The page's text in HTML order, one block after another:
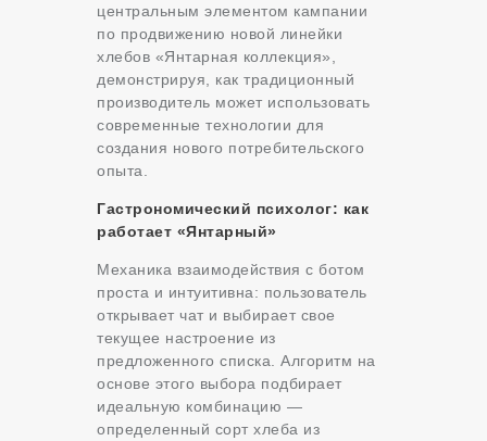
центральным элементом кампании
по продвижению новой линейки
хлебов «Янтарная коллекция»,
демонстрируя, как традиционный
производитель может использовать
современные технологии для
создания нового потребительского
опыта.
Гастрономический психолог: как
работает «Янтарный»
Механика взаимодействия с ботом
проста и интуитивна: пользователь
открывает чат и выбирает свое
текущее настроение из
предложенного списка. Алгоритм на
основе этого выбора подбирает
идеальную комбинацию —
определенный сорт хлеба из